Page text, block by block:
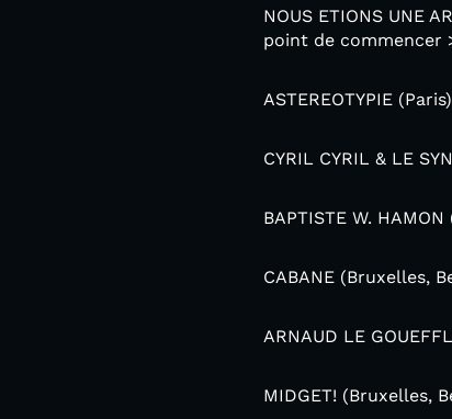
NOUS ETIONS UNE
point de commencer
ASTEREOTYPIE
CYRIL CYRIL & LE
BAPTISTE W.
CABANE (Bruxelles,
ARNAUD LE
MIDGET! (Bruxelles,